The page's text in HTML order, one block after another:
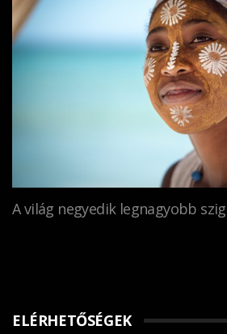
A világ negyedik legnagyobb
ELÉRHETŐSÉGEK